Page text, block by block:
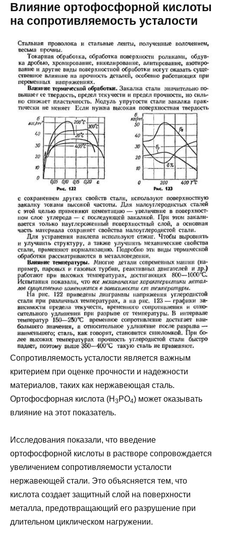
Влияние ортофосфорной кислоты
на сопротивляемость усталости
Сопротивляемость усталости является важным
критерием при оценке прочности и надежности
материалов, таких как нержавеющая сталь.
Ортофосфорная кислота (H 3 PO4) может оказывать
влияние на этот показатель.
Исследования показали, что введение
ортофосфорной кислоты в растворе сопровождается
увеличением сопротивляемости усталости
нержавеющей стали. Это объясняется тем, что
кислота создает защитный слой на поверхности
металла, предотвращающий его разрушение при
длительном циклическом нагружении.